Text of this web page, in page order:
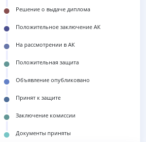
Решение о выдаче диплома
Положительное заключение АК
На рассмотрении в АК
Положительная защита
Объявление опубликовано
Принят к защите
Заключение комиссии
Документы приняты